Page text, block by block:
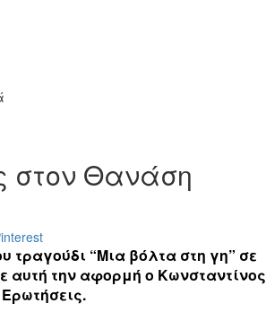
στον Θανάση
τραγούδι “Μια βόλτα στη γη” σε
αυτή την αφορμή ο Κωνσταντίνος
Ερωτήσεις.